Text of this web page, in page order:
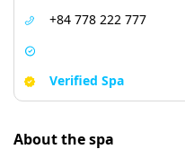
+84 778 222 777
Verified Spa
About the spa